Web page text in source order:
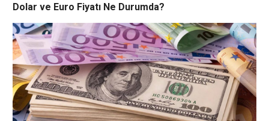
Dolar ve Euro Fiyatı Ne Durumda?